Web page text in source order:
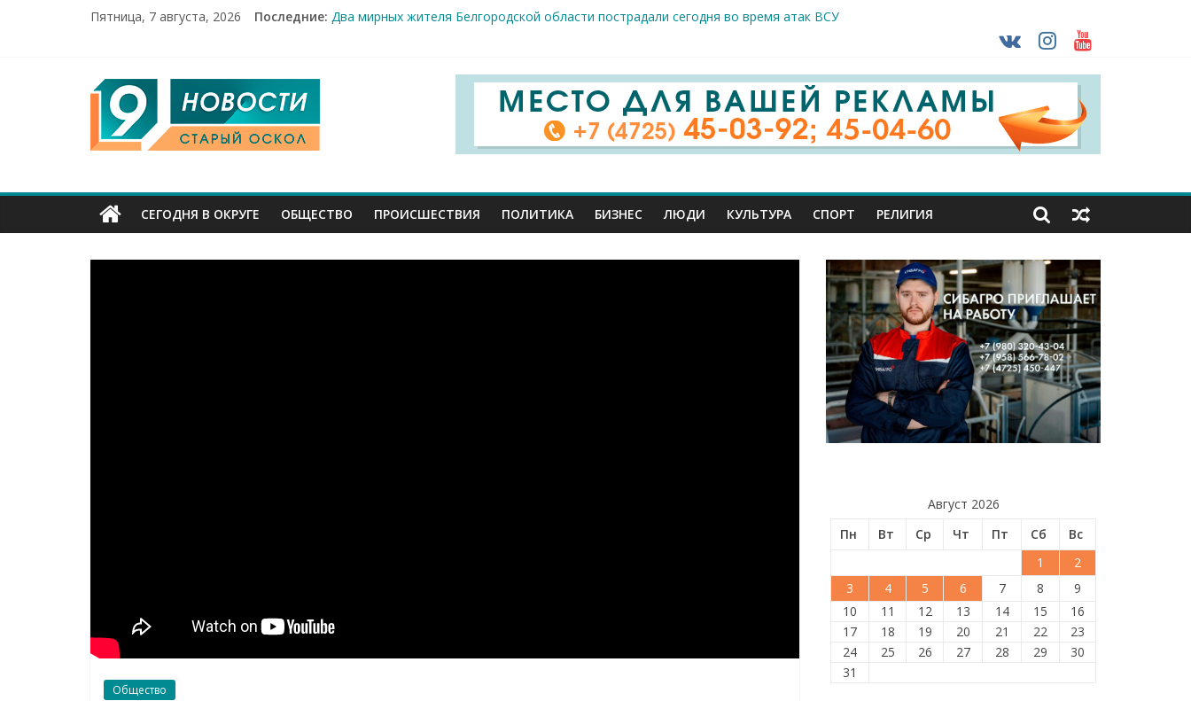
Пятница, 7 августа, 2026 Последние: Два мирных жителя Белгородской области пострадали сегодня во время атак ВСУ
100%-я раскрываемость особо тяжких преступлений: в Старооскольском отделе СК подвели итоги первого полугодия
Рейд по местам несанкционированной торговли: что и где можно продавать без штрафа?
«Купеческие салоны»: старооскольский краеведческий музей приглашает окунуться в прошлое
9
Канал
Старый
Оскол
СЕГОДНЯ В ОКРУГЕ ОБЩЕСТВО ПРОИСШЕСТВИЯ ПОЛИТИКА БИЗНЕС ЛЮДИ КУЛЬТУРА СПОРТ РЕЛИГИЯ
Общество
Август 2026
Пн
Вт Ср Чт Пт Сб
Вс
1
2
3
4 5 6 7 8
9
10
11 12 13 14 15
16
17
18 19 20 21 22
23
24
25 26 27 28 29
30
31